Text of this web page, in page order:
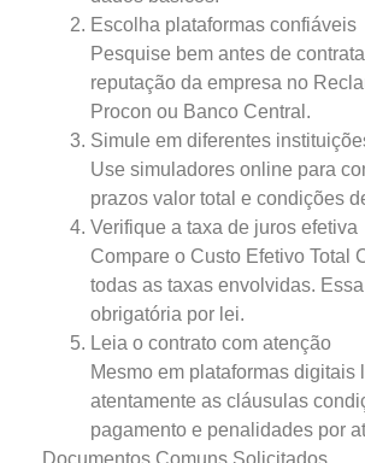
Escolha plataformas confiáveis
Pesquise bem antes de
reputação da empresa no
Procon ou Banco Central.
Simule em diferentes
Use simuladores online para
prazos valor total e condições
Verifique a taxa de juros efetiva
Compare o Custo Efetivo Total
todas as taxas envolvidas.
obrigatória por lei.
Leia o contrato com atenção
Mesmo em plataformas digitais
atentamente as cláusulas
pagamento e penalidades por
Documentos Comuns Solicitados